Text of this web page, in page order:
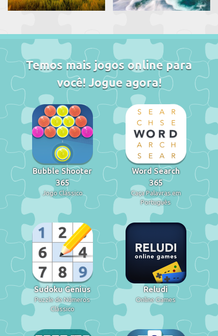
Temos mais jogos online para
você! Jogue agora!
Bubble Shooter
365
Jogo Clássico
Word Search
365
Caça Palavras em
Português
Sudoku Genius
Puzzle de Números
Clássico
Reludi
Online Games